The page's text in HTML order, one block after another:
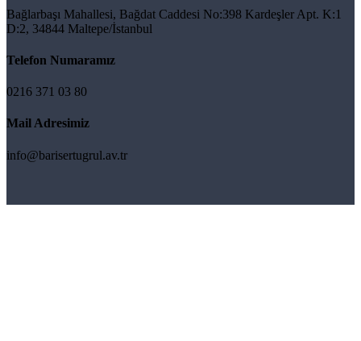
Bağlarbaşı Mahallesi, Bağdat Caddesi No:398 Kardeşler Apt. K:1
D:2, 34844 Maltepe/İstanbul
Telefon Numaramız
0216 371 03 80
Mail Adresimiz
info@barisertugrul.av.tr